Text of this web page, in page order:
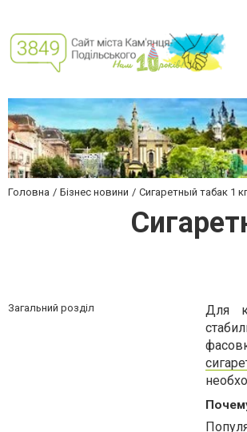
Головна Бізнес новини Сигаретный табак 1
Загальний розділ
Для